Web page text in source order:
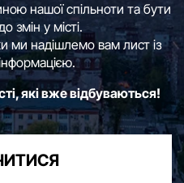
нашої спільноти та бути
змін у місті.
ми надішлемо вам лист із
які вже відбуваються!